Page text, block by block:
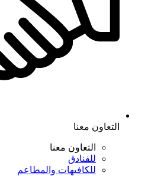
التعاون معنا
التعاون معنا
للفنادق
للكافيهات والمطاعم